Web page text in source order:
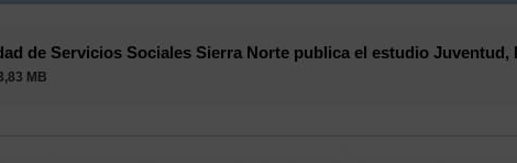
de Servicios Sociales Sierra Norte publica el estudio
MB